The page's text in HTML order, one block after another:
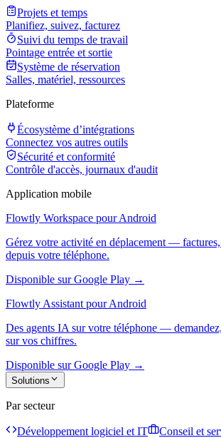
Projets et temps
Planifiez, suivez, facturez
Suivi du temps de travail
Pointage entrée et sortie
Système de réservation
Salles, matériel, ressources
Plateforme
Écosystème d’intégrations
Connectez vos autres outils
Sécurité et conformité
Contrôle d'accès, journaux d'audit
Application mobile
Flowtly Workspace pour Android
Gérez votre activité en déplacement —
depuis votre téléphone.
Disponible sur Google Play →
Flowtly Assistant pour Android
Des agents IA sur votre téléphone —
sur vos chiffres.
Disponible sur Google Play →
Solutions
Par secteur
Développement logiciel et IT
Conseil et